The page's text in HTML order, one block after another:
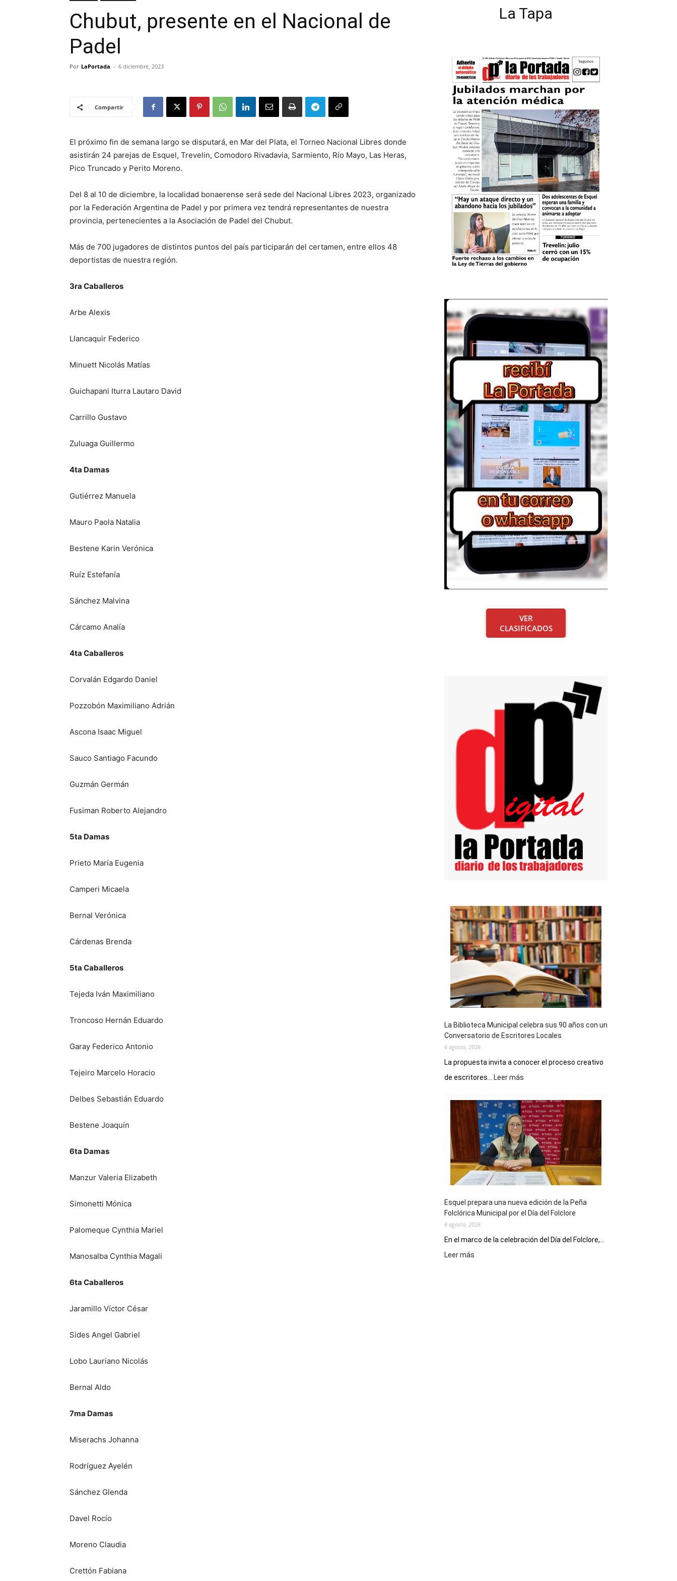
Chubut, presente en el Nacional de
Padel
Por LaPortada - 6 diciembre, 2023
Compartir
El próximo fin de semana largo se disputará, en Mar del Plata, el Torneo Nacional Libres donde
asistirán 24 parejas de Esquel, Trevelin, Comodoro Rivadavia, Sarmiento, Río Mayo, Las Heras,
Pico Truncado y Perito Moreno.
Del 8 al 10 de diciembre, la localidad bonaerense será sede del Nacional Libres 2023, organizado
por la Federación Argentina de Padel y por primera vez tendrá representantes de nuestra
provincia, pertenecientes a la Asociación de Padel del Chubut.
Más de 700 jugadores de distintos puntos del país participarán del certamen, entre ellos 48
deportistas de nuestra región.
3ra Caballeros
Arbe Alexis
Llancaquir Federico
Minuett Nicolás Matías
Guichapani Iturra Lautaro David
Carrillo Gustavo
Zuluaga Guillermo
4ta Damas
Gutiérrez Manuela
Mauro Paola Natalia
Bestene Karin Verónica
Ruíz Estefanía
Sánchez Malvina
Cárcamo Analía
4ta Caballeros
Corvalán Edgardo Daniel
Pozzobón Maximiliano Adrián
Ascona Isaac Miguel
Sauco Santiago Facundo
Guzmán Germán
Fusiman Roberto Alejandro
5ta Damas
Prieto María Eugenia
Camperi Micaela
Bernal Verónica
Cárdenas Brenda
5ta Caballeros
Tejeda Iván Maximiliano
Troncoso Hernán Eduardo
Garay Federico Antonio
Tejeiro Marcelo Horacio
Delbes Sebastián Eduardo
Bestene Joaquín
6ta Damas
Manzur Valeria Elizabeth
Simonetti Mónica
Palomeque Cynthia Mariel
Manosalba Cynthia Magali
6ta Caballeros
Jaramillo Víctor César
Sides Angel Gabriel
Lobo Lauriano Nicolás
Bernal Aldo
7ma Damas
Miserachs Johanna
Rodríguez Ayelén
Sánchez Glenda
Davel Rocío
Moreno Claudia
Crettón Fabiana
La Tapa
VER
CLASIFICADOS
La Biblioteca Municipal celebra sus 90 años con un
Conversatorio de Escritores Locales
6 agosto, 2026
La propuesta invita a conocer el proceso creativo
de escritores...
Leer más
Municipal
celebra
sus
90
años
con
un
Conversatorio
Escritores
Locales
Esquel prepara una nueva edición de la Peña
Folclórica Municipal por el Día del Folclore
6 agosto, 2026
En el marco de la celebración del Día del Folclore,...
Leer más